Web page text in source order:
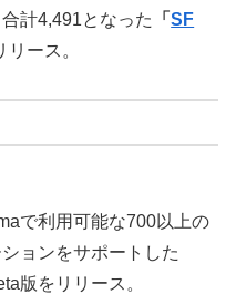
計4,491となった
「SF
リース。
で利用可能な700以上の
ョンをサポートした
版をリリース。